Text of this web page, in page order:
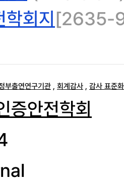
회지[2635-
부출연연구기관 , 회계감사 , 감사 표준화
증안전학회